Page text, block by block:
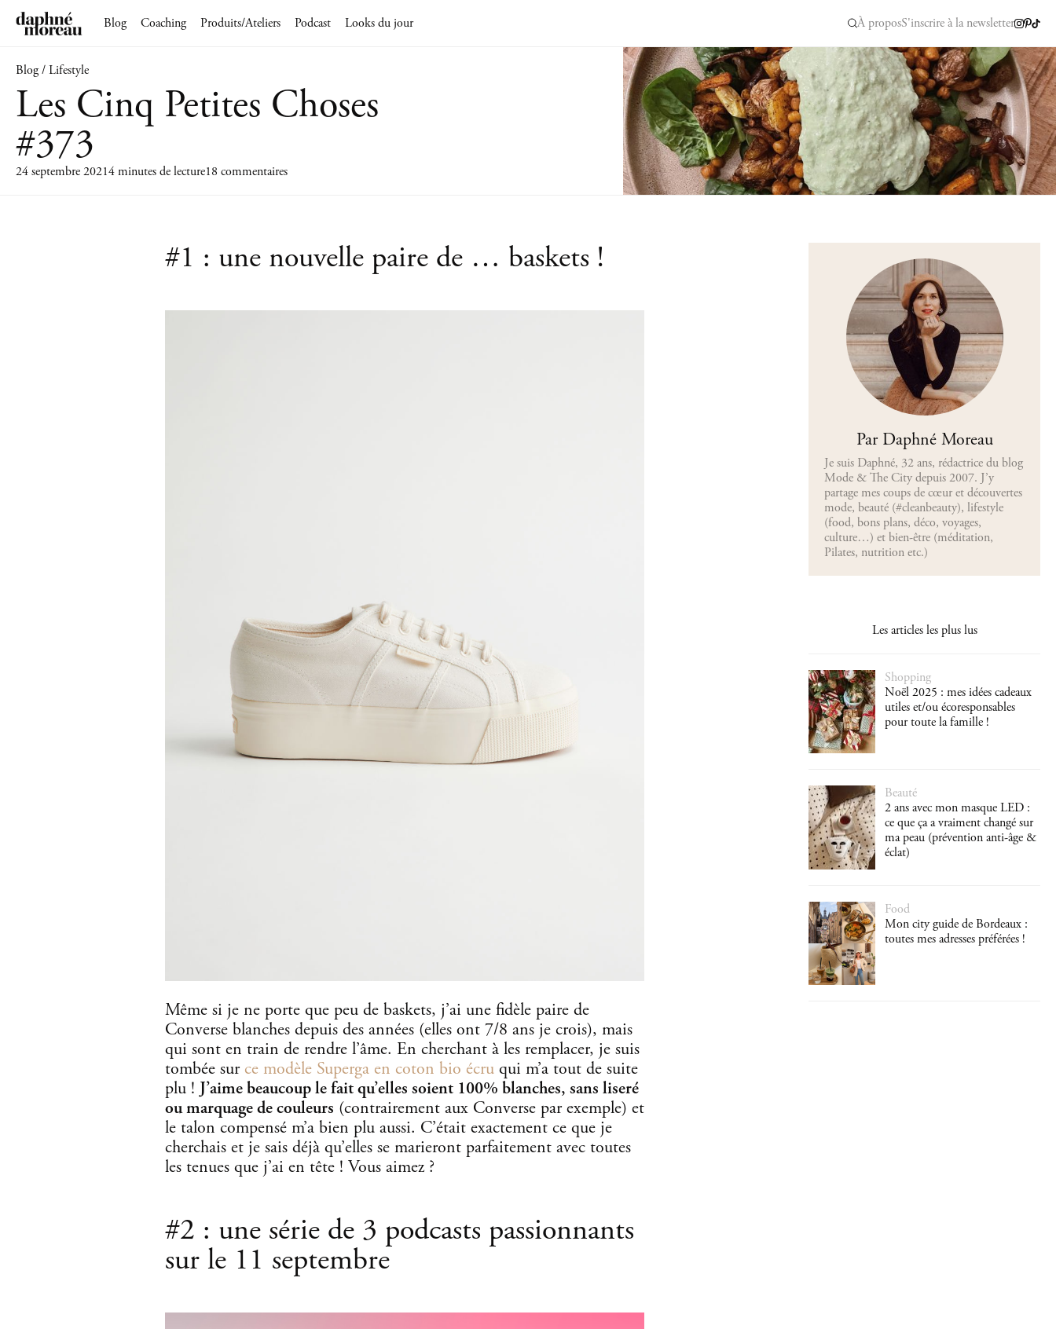
Blog Coaching Produits/Ateliers Podcast Looks du jour À proposS'inscrire à la newsletter
Blog / Lifestyle
Les Cinq Petites Choses
#373
24 septembre 20214 minutes de lecture18 commentaires
#1 : une nouvelle paire de … baskets !
Même si je ne porte que peu de baskets, j’ai une fidèle paire de
Converse blanches depuis des années (elles ont 7/8 ans je crois), mais
qui sont en train de rendre l’âme. En cherchant à les remplacer, je suis
tombée sur ce modèle Superga en coton bio écruqui m’a tout de suite
plu ! J’aime beaucoup le fait qu’elles soient 100% blanches, sans liseré
ou marquage de couleurs (contrairement aux Converse par exemple) et
le talon compensé m’a bien plu aussi. C’était exactement ce que je
cherchais et je sais déjà qu’elles se marieront parfaitement avec toutes
les tenues que j’ai en tête ! Vous aimez ?
#2 : une série de 3 podcasts passionnants
sur le 11 septembre
Par Daphné Moreau
Je suis Daphné, 32 ans, rédactrice du blog
Mode & The City depuis 2007. J’y
partage mes coups de cœur et découvertes
mode, beauté (#cleanbeauty), lifestyle
(food, bons plans, déco, voyages,
culture…) et bien-être (méditation,
Pilates, nutrition etc.)
Les articles les plus lus
Shopping
Noël 2025 : mes idées cadeaux
utiles et/ou écoresponsables
pour toute la famille !
Beauté
2 ans avec mon masque LED :
ce que ça a vraiment changé sur
ma peau (prévention anti-âge &
éclat)
Food
Mon city guide de Bordeaux :
toutes mes adresses préférées !